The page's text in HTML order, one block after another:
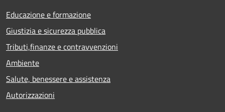
Educazione e formazione
Giustizia e sicurezza pubblica
Tributi,finanze e contravvenzioni
Ambiente
Salute, benessere e assistenza
Autorizzazioni